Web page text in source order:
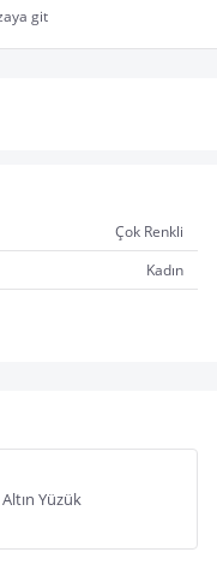
git
Çok Renkli
Kadın
Yüzük